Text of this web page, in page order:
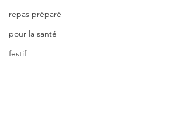
repas préparé
pour la santé
festif